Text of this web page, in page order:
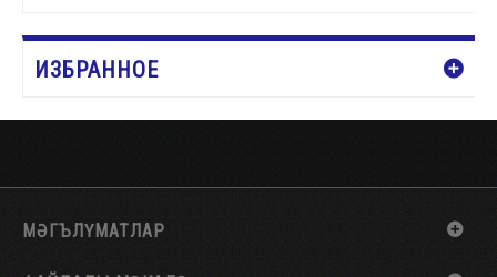
ИЗБРАННОЕ
МӘГЪЛҮМАТЛАР